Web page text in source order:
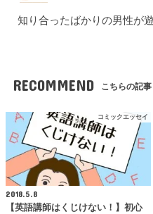
知り合ったばかりの男性が
RECOMMEND こちらの記事
コミックエッセイ
2018.5.8
【英語講師はくじけない！】初心